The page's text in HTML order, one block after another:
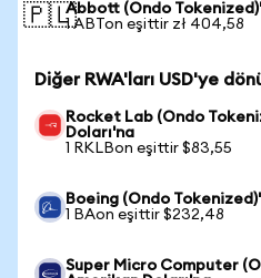
🇵🇱Abbott (Ondo
1 ABTon eşittir zł 404,58
Diğer RWA'ları USD'ye
Rocket Lab (Ondo
Doları'na
1 RKLBon eşittir $83,55
Boeing (Ondo
1 BAon eşittir $232,48
Super Micro Computer